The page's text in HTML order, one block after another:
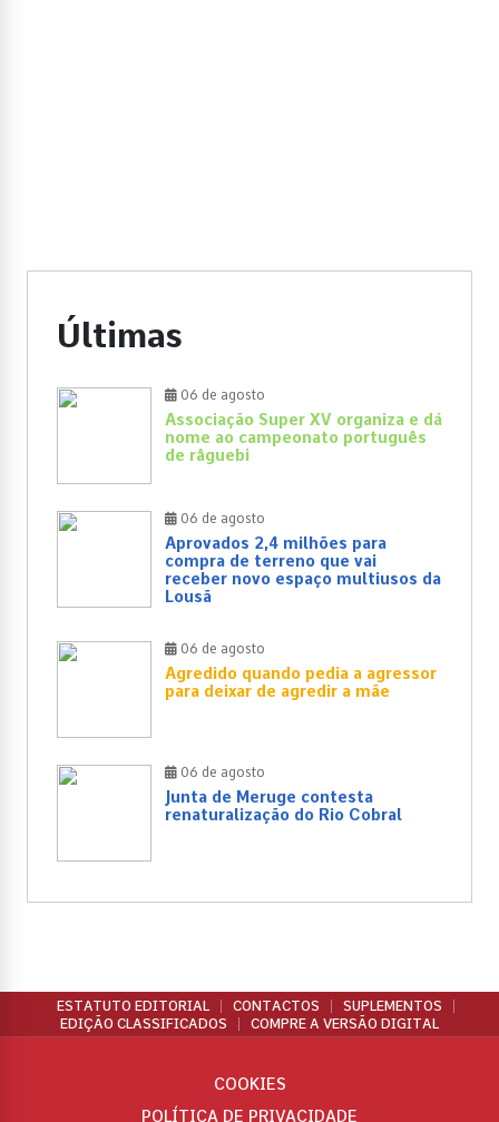
Últimas
06 de agosto
Associação Super XV organiza e dá
nome ao campeonato português
de râguebi
06 de agosto
Aprovados 2,4 milhões para
compra de terreno que vai
receber novo espaço multiusos da
Lousã
06 de agosto
Agredido quando pedia a agressor
para deixar de agredir a mãe
06 de agosto
Junta de Meruge contesta
renaturalização do Rio Cobral
ESTATUTO EDITORIAL CONTACTOS
SUPLEMENTOS
EDIÇÃO CLASSIFICADOS
COMPRE A VERSÃO DIGITAL
COOKIES
POLÍTICA DE PRIVACIDADE